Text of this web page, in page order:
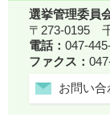
選挙管理委員
〒273-0195
電話： 047-
ファクス：
お問い